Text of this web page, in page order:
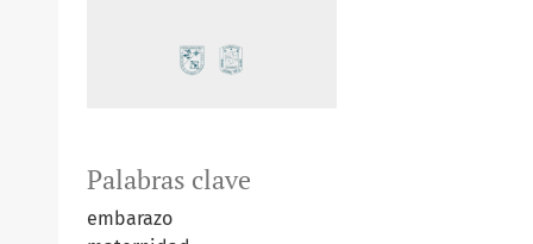
Palabras clave
embarazo